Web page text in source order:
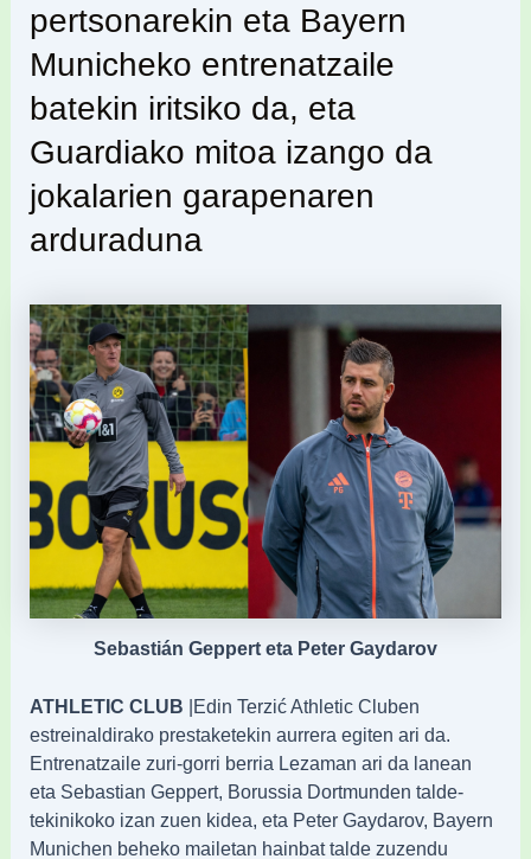
pertsonarekin eta Bayern
Municheko entrenatzaile
batekin iritsiko da, eta
Guardiako mitoa izango da
jokalarien garapenaren
arduraduna
Sebastián Geppert eta Peter Gaydarov
ATHLETIC CLUB |Edin Terzić Athletic Cluben
estreinaldirako prestaketekin aurrera egiten ari da.
Entrenatzaile zuri-gorri berria Lezaman ari da lanean
eta Sebastian Geppert, Borussia Dortmunden talde-
tekinikoko izan zuen kidea, eta Peter Gaydarov, Bayern
Munichen beheko mailetan hainbat talde zuzendu